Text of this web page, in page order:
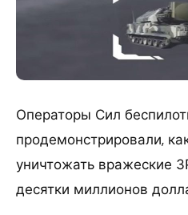
Операторы Сил
продемонстрировали,
уничтожать вражеские
десятки миллионов